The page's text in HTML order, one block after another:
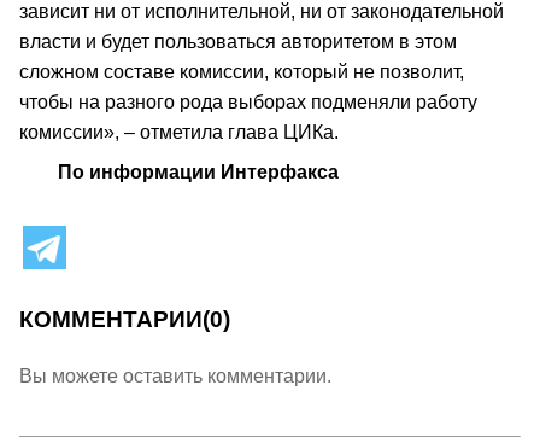
зависит ни от исполнительной, ни от законодательной
власти и будет пользоваться авторитетом в этом
сложном составе комиссии, который не позволит,
чтобы на разного рода выборах подменяли работу
комиссии», – отметила глава ЦИКа.
По информации Интерфакса
КОММЕНТАРИИ(0)
Вы можете оставить комментарии.